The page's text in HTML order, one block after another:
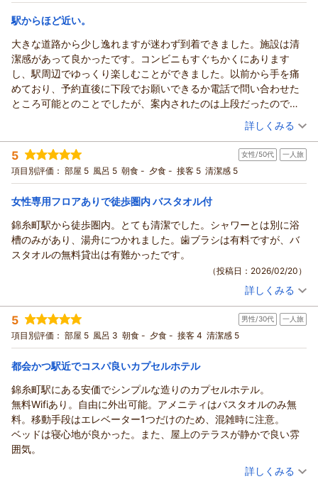
今後の運営の参考とさせていただき、より快適にご利用いただ
けるよう努めてまいります。
次回のご来館を心よりお待ちしております。
（返信日：2026/04/23）
宿泊価格帯： 5,001～6,000円(大人一人あたり/税込)
ご利用いただきありがとうございます。
この度はご宿泊いただき、またご感想をお寄せいただき誠にあ
りがとうございます。
お部屋の清潔さや料金面にご満足いただけたとのこと、大変嬉
一方で、照明スイッチが分かりづらくご不便をおかけしました
こと、またロッカー前や通路のご利用状況により通行しづらか
った点につきましても、申し訳ございません。今後はより分か
りやすいご案内や、共用スペースの利用マナーの周知を強化
す。
貴重なご意見をいただきありがとうございました。次回のご来
館を心よりお待ちしております。
（返信日：2026/04/23）
駅からほど近い。
大きな道路から少し逸れますが迷わず到着できました。施設は清
潔感があって良かったです。コンビニもすぐちかくにあります
し、駅周辺でゆっくり楽しむことができました。以前から手を痛
めており、予約直後に下段でお願いできるか電話で問い合わせた
ところ可能とのことでしたが、案内されたのは上段だったので４
（投稿日：2026/02/23）
宿泊時期： 2026年02月宿泊 (一人旅)
投稿者： misshatさん
宿泊プラン： 【じゃらんのお得な10日間】素泊まりプラン（大タオル付）
2026年1月
シングル 食事なし
宿泊価格帯： 6,001～7,000円(大人一人あたり/税込)
カプセルホステル鈴森屋からの返信
ご利用いただきありがとうございます。
この度はご宿泊いただき、またご感想をお寄せいただき誠にあ
立地や周辺環境、また施設の清潔さについてご満足いただけた
とのこと、大変嬉しく思います。快適にお過ごしいただけたよ
うで何よりでございます。
一方で、事前に下段のご希望をいただいていたにもかかわら
ず、ご案内が上段となってしまいましたこと、誠に申し訳ござ
いません。今後は事前のご要望をより確実に反映できるよう、
貴重なご意見をいただきありがとうございました。今後の改善
に活かしてまいります。次回のご来館を心よりお待ちしており
ます。
（返信日：2026/04/23）
詳しくみる
5 女性/50代 一人旅
項目別評価： 部屋 5 風呂 5 朝食 - 夕食 - 接客 5 清潔感 5
女性専用フロアありで徒歩圏内 バスタオル付
錦糸町駅から徒歩圏内。とても清潔でした。シャワーとは別に浴
槽のみがあり、湯舟につかれました。歯ブラシは有料ですが、バ
スタオルの無料貸出は有難かったです。
（投稿日：2026/02/20）
投稿者： Julyさん(女性/50代)
宿泊プラン： 【じゃらんスペシャルウィーク】【シンプル滞在】使いやすい
素泊まりプラン
シングル 食事なし
宿泊価格帯： 2,001～3,000円(大人一人あたり/税込)
ご利用いただきありがとうございます。
この度はご宿泊いただき、またご感想をお寄せいただき誠にあ
りがとうございます。
錦糸町駅からの立地や清潔さにご満足いただけたとのこと、大
変嬉しく思います。また、浴槽でごゆっくりお過ごしいただけ
たようで何よりでございます。バスタオルの無料貸出について
詳しくみる
5 男性/30代 一人旅
項目別評価： 部屋 5 風呂 3 朝食 - 夕食 - 接客 4 清潔感 5
都会かつ駅近でコスパ良いカプセルホテル
錦糸町駅にある安価でシンプルな造りのカプセルホテル。
無料Wifiあり。自由に外出可能。アメニティはバスタオルのみ無
料。移動手段はエレベーター1つだけのため、混雑時に注意。
ベッドは寝心地が良かった。また、屋上のテラスが静かで良い雰
囲気。
（投稿日：2026/02/18）
詳しくみる